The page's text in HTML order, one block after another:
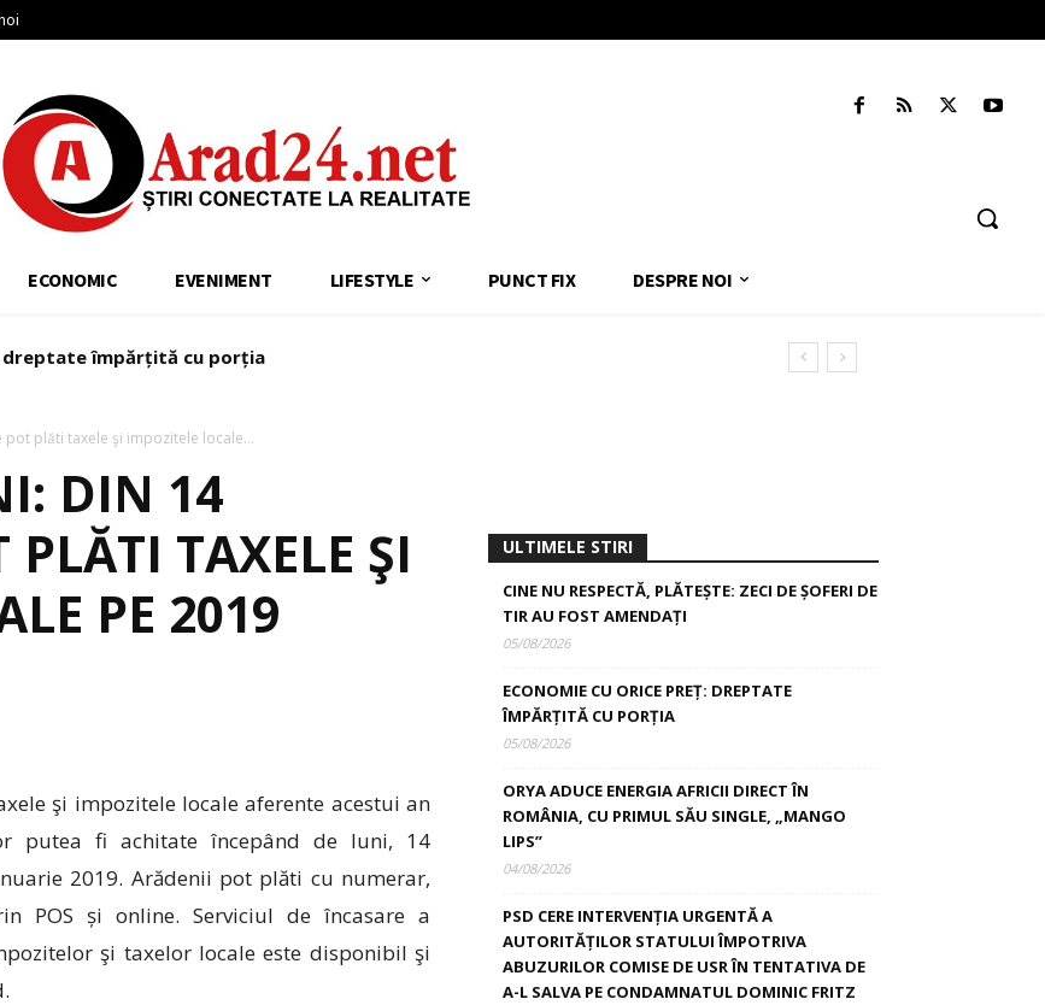
ECONOMIC EVENIMENT LIFESTYLE PUNCT FIX DESPRE NOI
dreptate împărțită cu porția
plăti taxele şi impozitele locale...
DIN 14
PLĂTI TAXELE ŞI
PE 2019
şi impozitele locale aferente acestui an
putea fi achitate începând de luni, 14
2019. Arădenii pot plăti cu numerar,
POS și online. Serviciul de încasare a
şi taxelor locale este disponibil şi
ULTIMELE STIRI
CINE NU RESPECTĂ, PLĂTEȘTE: ZECI DE ȘOFERI DE
TIR AU FOST AMENDAȚI
05/08/2026
ECONOMIE CU ORICE PREȚ: DREPTATE
ÎMPĂRȚITĂ CU PORȚIA
05/08/2026
ORYA ADUCE ENERGIA AFRICII DIRECT ÎN
ROMÂNIA, CU PRIMUL SĂU SINGLE, „MANGO
LIPS”
04/08/2026
PSD CERE INTERVENȚIA URGENTĂ A
AUTORITĂȚILOR STATULUI ÎMPOTRIVA
ABUZURILOR COMISE DE USR ÎN TENTATIVA DE
A-L SALVA PE CONDAMNATUL DOMINIC FRITZ